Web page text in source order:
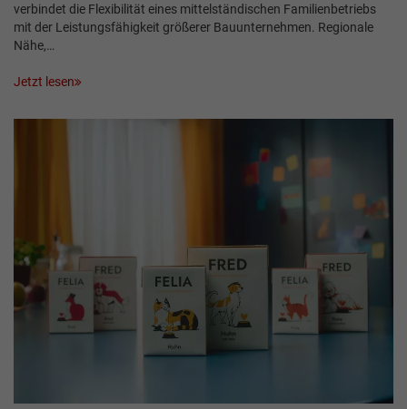
verbindet die Flexibilität eines mittelständischen Familienbetriebs
mit der Leistungsfähigkeit größerer Bauunternehmen. Regionale
Nähe,…
Jetzt lesen